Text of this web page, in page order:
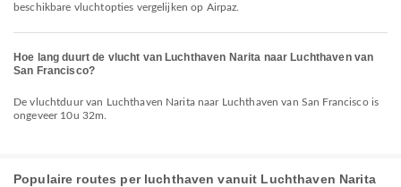
beschikbare vluchtopties vergelijken op Airpaz.
Hoe lang duurt de vlucht van Luchthaven Narita naar Luchthaven van
San Francisco?
De vluchtduur van Luchthaven Narita naar Luchthaven van San Francisco is
ongeveer 10u 32m.
Populaire routes per luchthaven vanuit Luchthaven Narita